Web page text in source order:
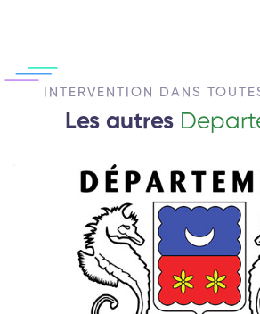
INTERVENTION DANS
Les autres